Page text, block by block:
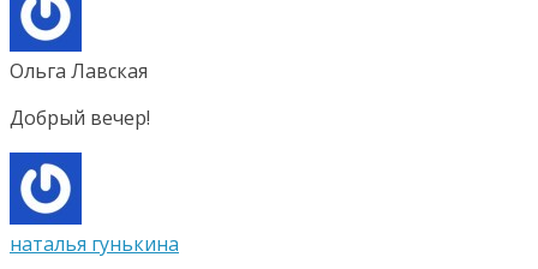
Ольга Лавская
Добрый вечер!
наталья гунькина